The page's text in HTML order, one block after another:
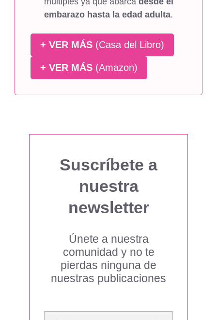
embarazo hasta la edad adulta.
+ VER MÁS (Casa del Libro)
+ VER MÁS (Amazon)
Suscríbete a
nuestra
newsletter
Únete a nuestra
comunidad y no te
pierdas ninguna de
nuestras publicaciones
Escribe tu correo electrónico…